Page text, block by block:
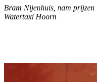
Bram Nijenhuis, nam
Watertaxi Hoorn